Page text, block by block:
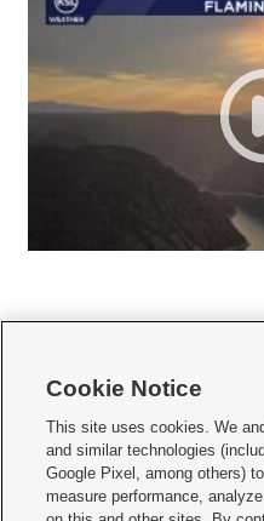
     
Mobile Apps| Newsletter|Advertise|
Terms of use Privacy Statement|
Cookie Notice
This site uses cookies. We
and similar technologies
Google Pixel, among others)
measure performance,